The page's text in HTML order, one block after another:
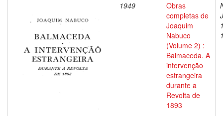
1949
Obras
completas de
Joaquim
Nabuco
(Volume 2) :
Balmaceda. A
intervenção
estrangeira
durante a
Revolta de
1893